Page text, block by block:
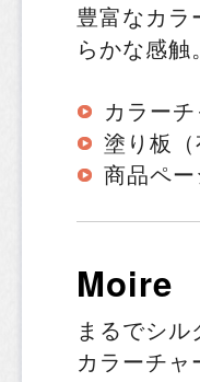
豊富なカ
らかな感触。
カラー
塗り板
商品ペー
Moire
まるでシ
カラーチャ